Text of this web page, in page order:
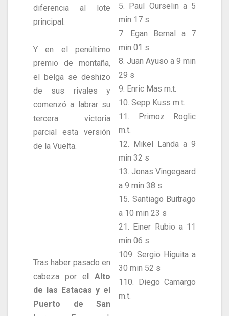
diferencia al lote
principal.
Y en el penúltimo
premio de montaña,
el belga se deshizo
de sus rivales y
comenzó a labrar su
tercera victoria
parcial esta versión
de la Vuelta.
Tras haber pasado en
cabeza por e l Alto
de las Estacas y el
Puerto de San
5. Paul Ourselin a 5
min 17 s
7. Egan Bernal a 7
min 01 s
8. Juan Ayuso a 9 min
29 s
9. Enric Mas m.t.
10. Sepp Kuss m.t.
11. Primoz Roglic
m.t.
12. Mikel Landa a 9
min 32 s
13. Jonas Vingegaard
a 9 min 38 s
15. Santiago Buitrago
a 10 min 23 s
21. Einer Rubio a 11
min 06 s
109. Sergio Higuita a
30 min 52 s
110. Diego Camargo
m.t.